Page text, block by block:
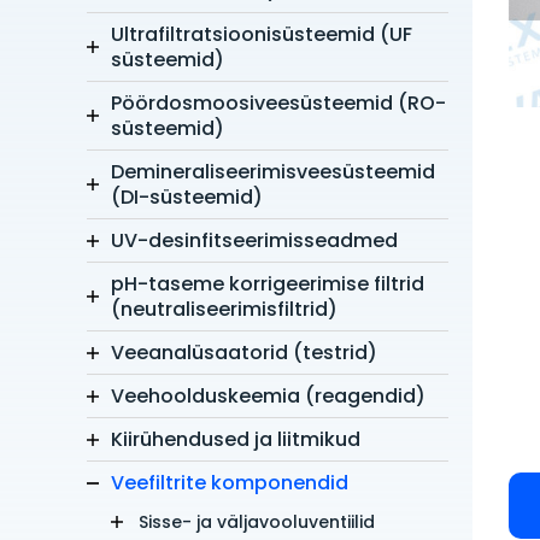
Ultrafiltratsioonisüsteemid (UF
süsteemid)
Pöördosmoosiveesüsteemid (RO-
süsteemid)
Demineraliseerimisveesüsteemid
(DI-süsteemid)
UV-desinfitseerimisseadmed
pH-taseme korrigeerimise filtrid
(neutraliseerimisfiltrid)
Veeanalüsaatorid (testrid)
Veehoolduskeemia (reagendid)
Kiirühendused ja liitmikud
Veefiltrite komponendid
Sisse- ja väljavooluventiilid